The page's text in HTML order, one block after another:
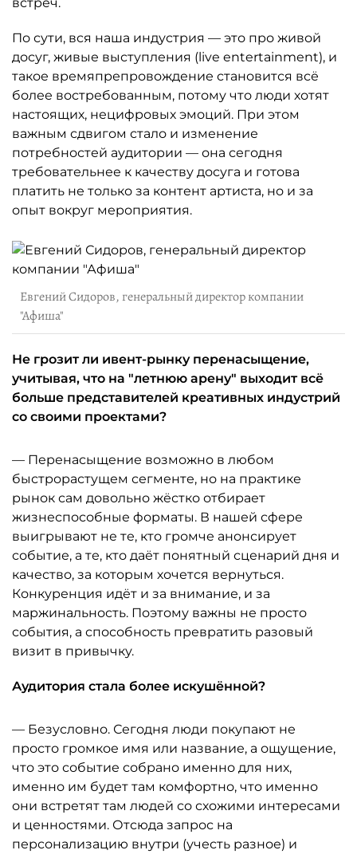
По сути, вся наша индустрия — это про живой
досуг, живые выступления (live entertainment), и
такое времяпрепровождение становится всё
более востребованным, потому что люди хотят
настоящих, нецифровых эмоций. При этом
важным сдвигом стало и изменение
потребностей аудитории — она сегодня
требовательнее к качеству досуга и готова
платить не только за контент артиста, но и за
опыт вокруг мероприятия.
Евгений Сидоров, генеральный директор компании
"Афиша"
Не грозит ли ивент-рынку перенасыщение,
учитывая, что на "летнюю арену" выходит всё
больше представителей креативных индустрий
со своими проектами?
— Перенасыщение возможно в любом
быстрорастущем сегменте, но на практике
рынок сам довольно жёстко отбирает
жизнеспособные форматы. В нашей сфере
выигрывают не те, кто громче анонсирует
событие, а те, кто даёт понятный сценарий дня и
качество, за которым хочется вернуться.
Конкуренция идёт и за внимание, и за
маржинальность. Поэтому важны не просто
события, а способность превратить разовый
визит в привычку.
Аудитория стала более искушённой?
— Безусловно. Сегодня люди покупают не
просто громкое имя или название, а ощущение,
что это событие собрано именно для них,
именно им будет там комфортно, что именно
они встретят там людей со схожими интересами
и ценностями. Отсюда запрос на
персонализацию внутри (учесть разное) и